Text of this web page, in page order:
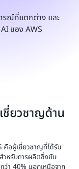
รณ์ที่แตกต่าง และ
ของ AWS
ชี่ยวชาญด้าน
คือผู้เชี่ยวชาญที่ได้รับ
ำหรับการผลิตซึ่งขับ
า 40% นอกเหนือจาก